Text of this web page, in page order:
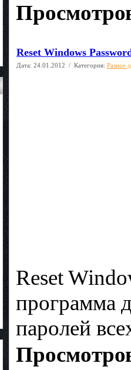
Reset Windows
Дата: 24.01.2012 / Категория: Разное
Reset
программа
паролей